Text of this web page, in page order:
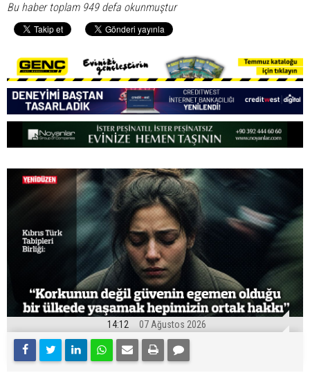
Bu haber toplam 949 defa okunmuştur
14:12 07 Ağustos 2026